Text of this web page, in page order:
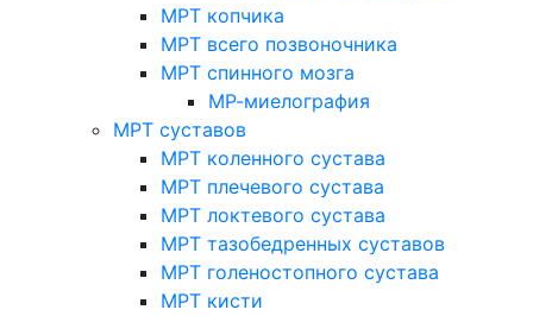
МРТ копчика
МРТ всего позвоночника
МРТ спинного мозга
МР-миелография
МРТ суставов
МРТ коленного сустава
МРТ плечевого сустава
МРТ локтевого сустава
МРТ тазобедренных суставов
МРТ голеностопного сустава
МРТ кисти